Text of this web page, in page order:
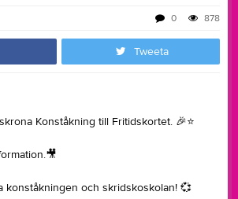
878
0
Tweeta
Konståkning till Fritidskortet. 🎉⭐
🎥
konståkningen och skridskoskolan! 💞